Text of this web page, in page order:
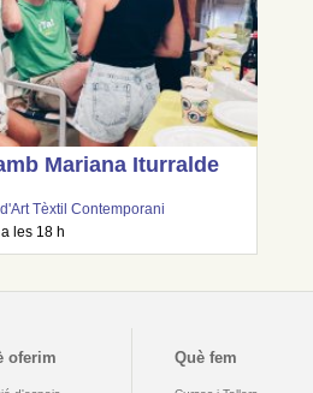
Mariana Iturralde
Tèxtil Contemporani
les 18 h
oferim Què fem